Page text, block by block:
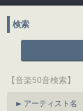
検索
【音楽50音検索】
アーティスト名